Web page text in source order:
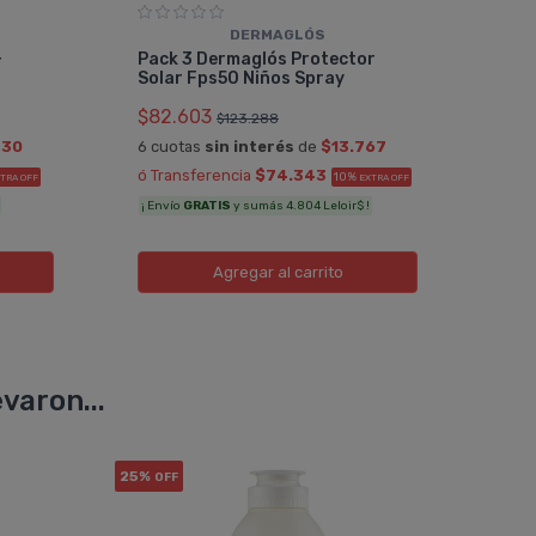
OFF
DERMAGLÓS
Pack 3 Dermaglós Protector
Solar Fps50 Niños Spray
$82.603 $123.288
6 cuotas sin interés de $13.767
ó Transferencia $74.343 10% EXTRA OFF
¡ Envío GRATIS y sumás 4.804 Leloir$ !
Agregaral carrito
25% OFF